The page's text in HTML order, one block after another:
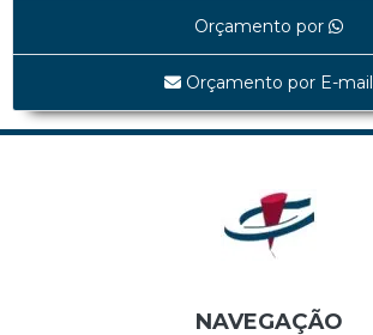
MATELASSÊ *EDIÇÃO LIMITADA*
SHINE BLACK *EDIÇÃO LIMITADA*
WHITE LINEA *EDIÇÃO LIMITADA*
CES0004A ALÇA DUPLA DE NYLON
Orçamento por
Orçamento por E-mail
NAVEGAÇÃO